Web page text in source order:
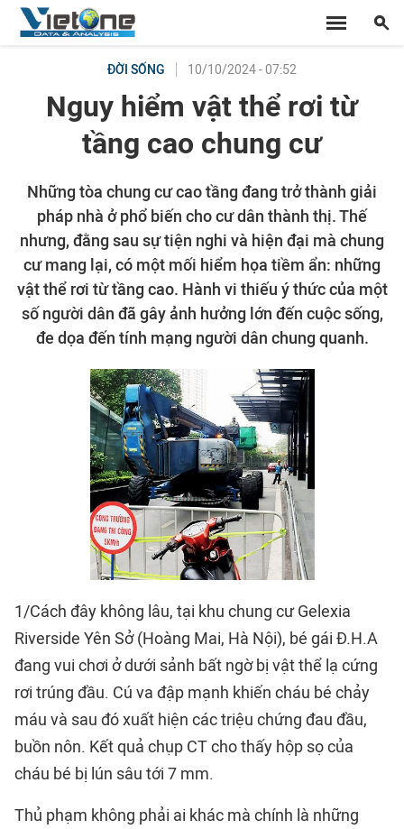
ĐỜI SỐNG 10/10/2024 - 07:52
Nguy hiểm vật thể rơi từ
tầng cao chung cư
Những tòa chung cư cao tầng đang trở thành giải
pháp nhà ở phổ biến cho cư dân thành thị. Thế
nhưng, đằng sau sự tiện nghi và hiện đại mà chung
cư mang lại, có một mối hiểm họa tiềm ẩn: những
vật thể rơi từ tầng cao. Hành vi thiếu ý thức của một
số người dân đã gây ảnh hưởng lớn đến cuộc sống,
đe dọa đến tính mạng người dân chung quanh.
1/Cách đây không lâu, tại khu chung cư Gelexia
Riverside Yên Sở (Hoàng Mai, Hà Nội), bé gái Đ.H.A
đang vui chơi ở dưới sảnh bất ngờ bị vật thể lạ cứng
rơi trúng đầu. Cú va đập mạnh khiến cháu bé chảy
máu và sau đó xuất hiện các triệu chứng đau đầu,
buồn nôn. Kết quả chụp CT cho thấy hộp sọ của
cháu bé bị lún sâu tới 7 mm.
Thủ phạm không phải ai khác mà chính là những